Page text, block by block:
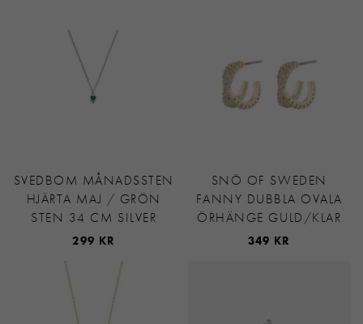
SVEDBOM MÅNADSSTEN
HJÄRTA MAJ / GRÖN
STEN 34 CM SILVER
299 KR
SNÖ OF SWEDEN
FANNY DUBBLA OVALA
ÖRHÄNGE GULD/KLAR
349 KR